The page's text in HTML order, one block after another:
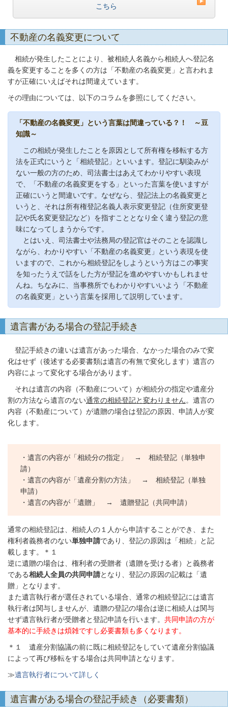
こちら
不動産の名義変更について
相続が発生したことにより、被相続人名義から相続人へ登記名
義を変更することを多くの方は「不動産の名義変更」と言われま
すが正確にいえばそれは間違えています。
その理由については、以下のコラムを参照にしてください。
「不動産の名義変更」という言葉は間違っている？！ ～豆
知識～
この相続が発生したことを原因として所有権を移転する方
法を正式にいうと「相続登記」といいます。登記に馴染みが
ない一般の方のため、司法書士はあえてわかりやすい表現
で、「不動産の名義変更をする」といった言葉を使いますが
正確にいうと間違いです。なぜなら、登記法上の名義変更と
いうと、それは所有権登記名義人表示変更登記（住所変更登
記や氏名変更登記など）を指すこととなり全く違う登記の意
味になってしまうからです。
とはいえ、司法書士や法務局の登記官はそのことを認識し
ながら、わかりやすい「不動産の名義変更」という表現を使
いますので、これから相続登記をしようという方はこの事実
を知ったうえで話をした方が登記を進めやすいかもしれませ
んね。ちなみに、当事務所でもわかりやすいいよう「不動産
の名義変更」という言葉を採用して説明しています。
遺言書がある場合の登記手続き
登記手続きの違いは遺言があった場合、なかった場合のみで変
化はせず（後述する必要書類は遺言の有無で変化します）遺言の
内容によって変化する場合があります。
それは遺言の内容（不動産について）が相続分の指定や遺産分
割の方法なら遺言のない通常の相続登記と変わりません。遺言の
内容（不動産について）が遺贈の場合は登記の原因、申請人が変
化します。
・遺言の内容が「相続分の指定」 → 相続登記（単独申
請）
・遺言の内容が「遺産分割の方法」 → 相続登記（単独
申請）
・遺言の内容が「遺贈」 → 遺贈登記（共同申請）
通常の相続登記は、相続人の１人から申請することができ、また
権利者義務者のない単独申請であり、登記の原因は「相続」と記
載します。＊１
逆に遺贈の場合は、権利者の受贈者（遺贈を受ける者）と義務者
である相続人全員の共同申請となり、登記の原因の記載は「遺
贈」となります。
また遺言執行者が選任されている場合、通常の相続登記には遺言
執行者は関与しませんが、遺贈の登記の場合は逆に相続人は関与
せず遺言執行者が受贈者と登記申請を行います。 共同申請の方が
基本的に手続きは煩雑ですし必要書類も多くなります。
＊１ 遺産分割協議の前に既に相続登記をしていて遺産分割協議
によって再び移転をする場合は共同申請となります。
≫遺言執行者について詳しく
遺言書がある場合の登記手続き（必要書類）